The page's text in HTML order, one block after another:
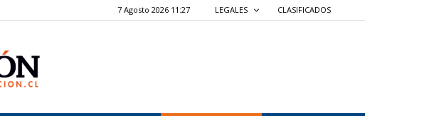
7 Agosto 2026 11:27 LEGALES CLASIFICADOS